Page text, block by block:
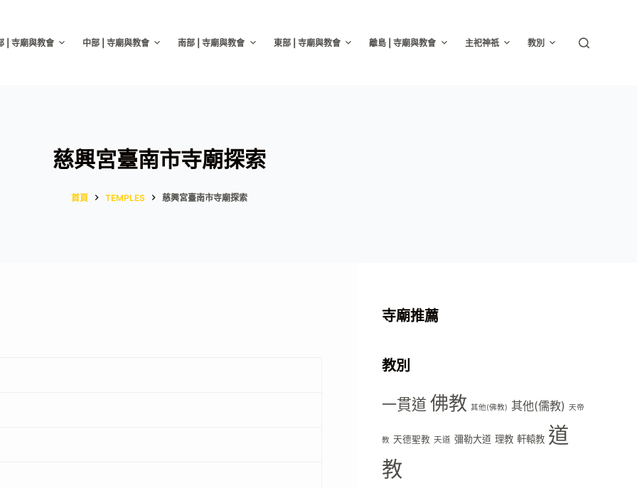
| 寺廟與教會 中部 | 寺廟與教會 南部 | 寺廟與教會 東部 | 寺廟與教會 離島 | 寺廟與教會 主祀神祇 教別
慈興宮臺南市寺廟探索
首頁 TEMPLES 慈興宮臺南市寺廟探索
寺廟推薦
教別
一貫道 佛教 其他(佛教) 其他(儒教) 天帝
教 天德聖教 天道 彌勒大道 理教 軒轅教 道
教